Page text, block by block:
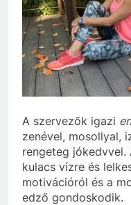
A szervezők igazi
zenével, mosollyal,
rengeteg jókedvvel.
kulacs vízre és
motivációról és a
edző gondoskodik.